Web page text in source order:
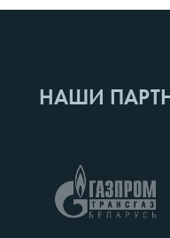
НАШИ